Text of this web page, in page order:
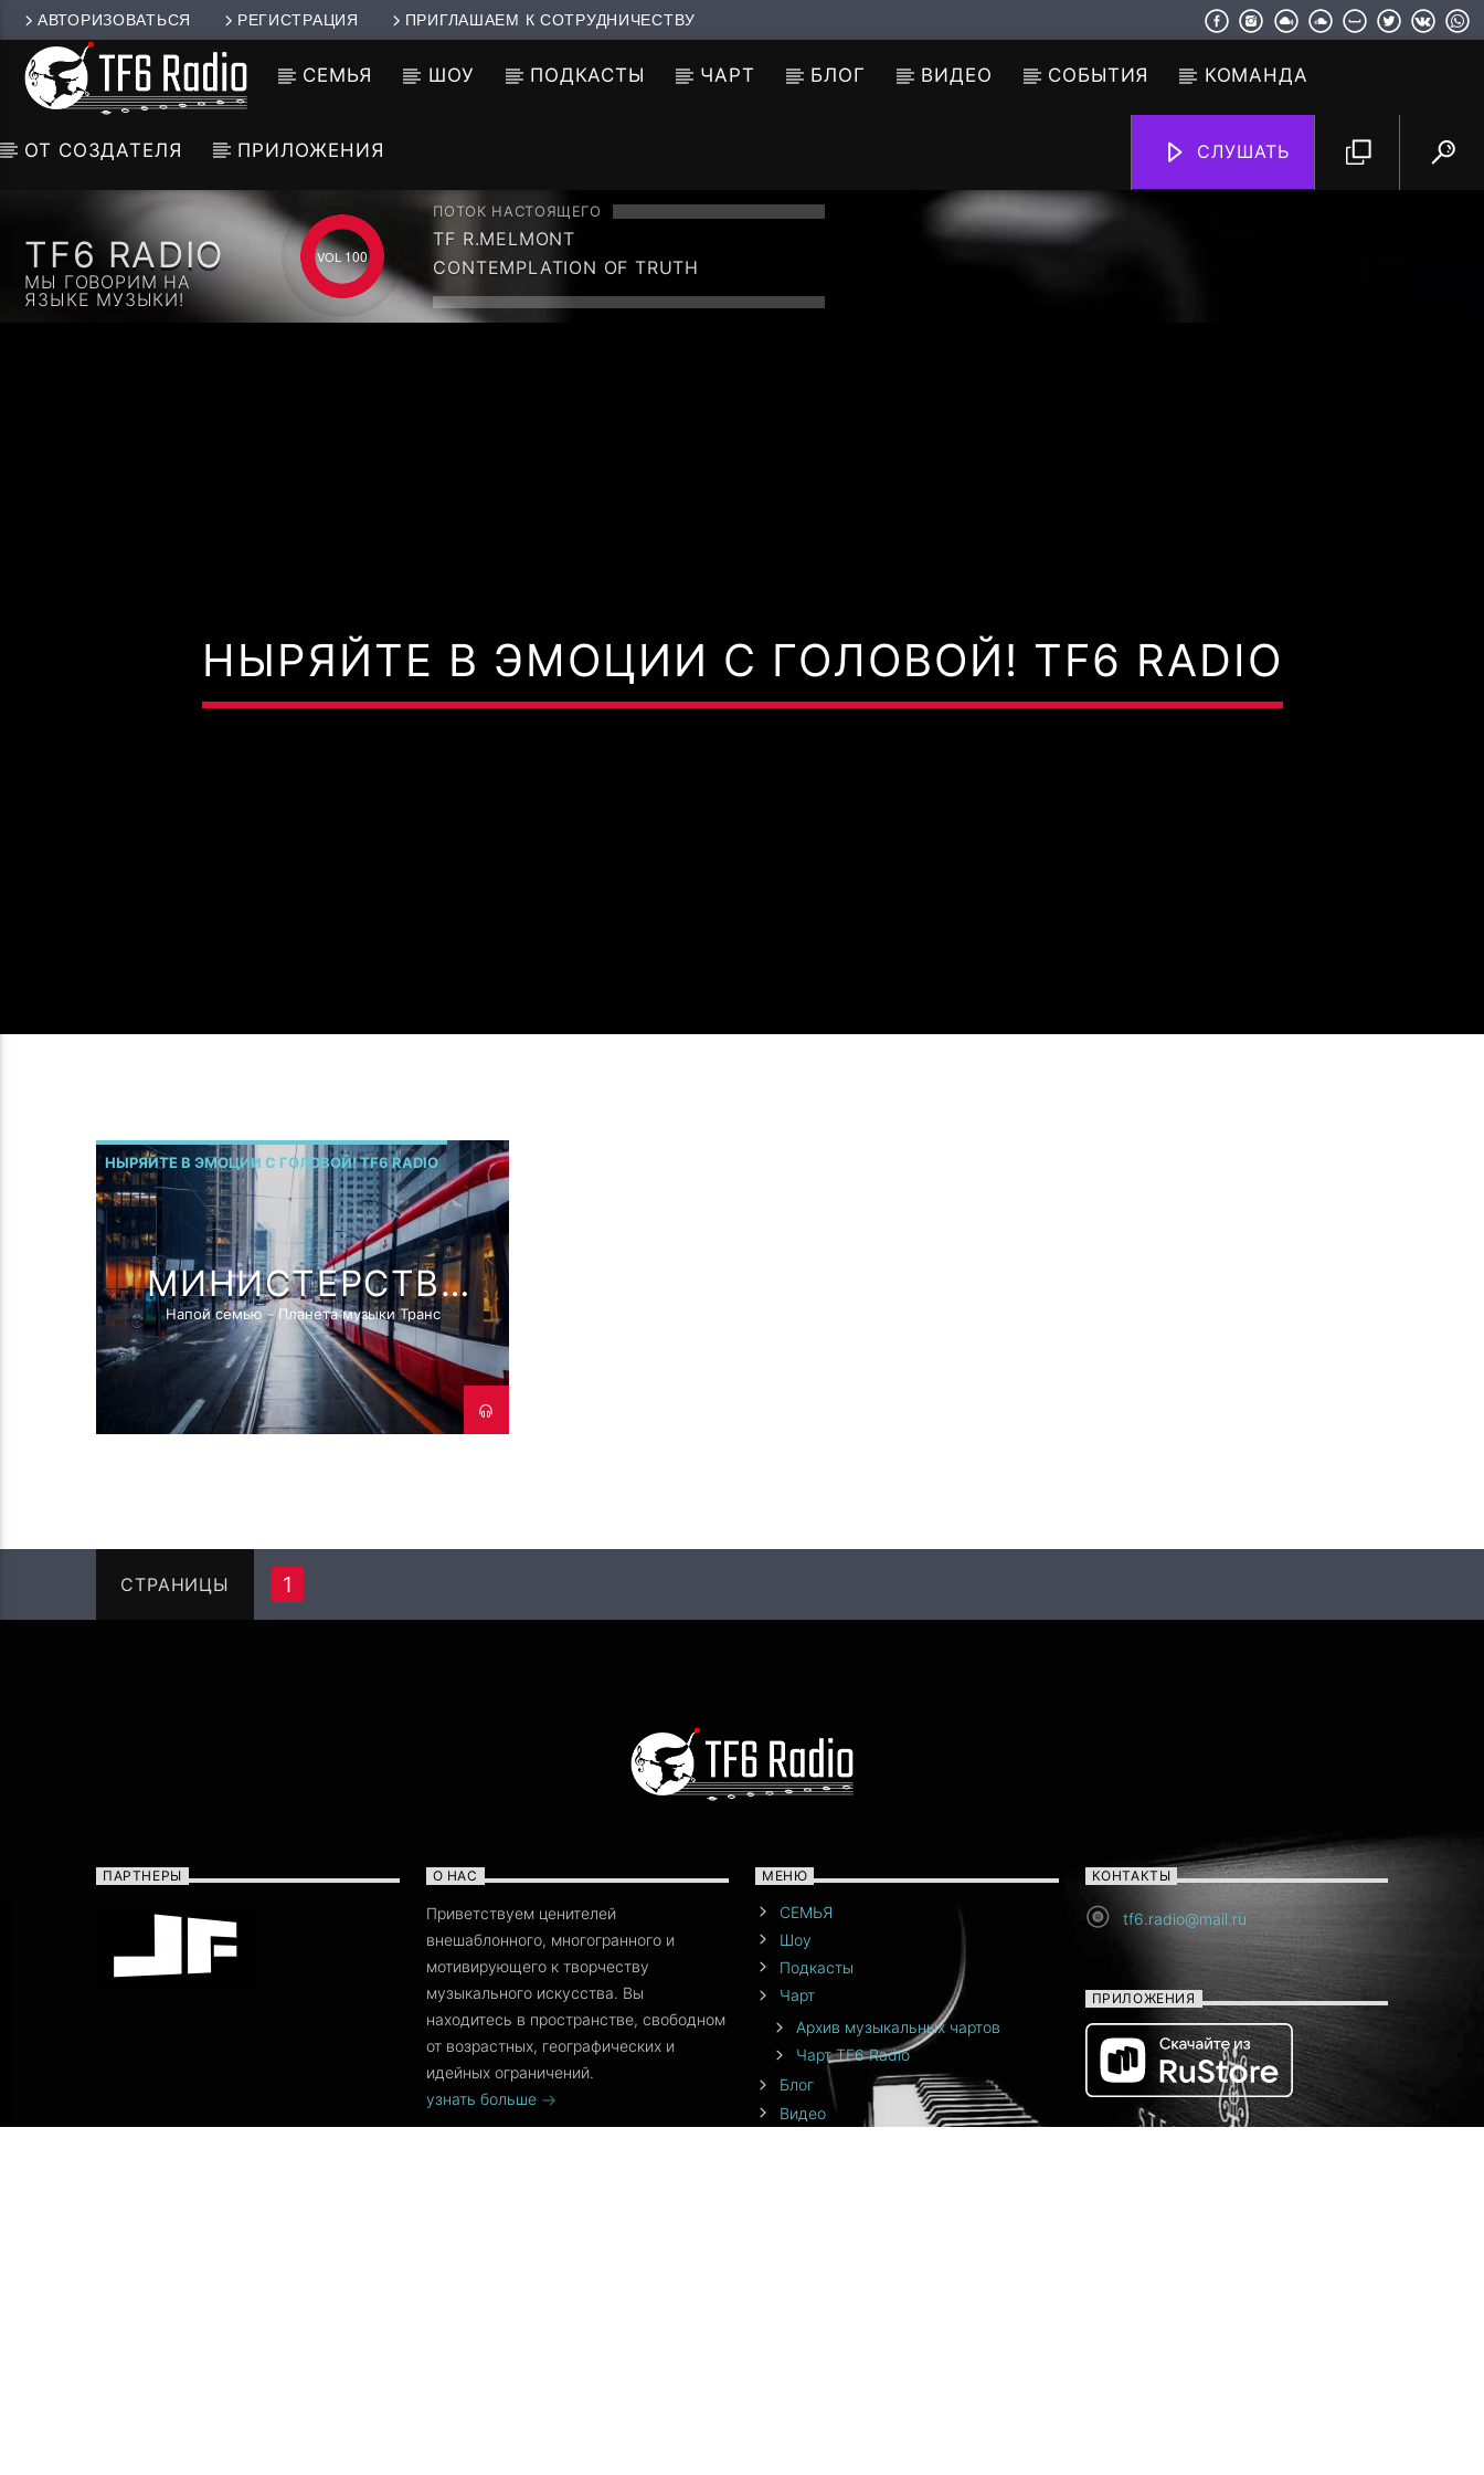
АВТОРИЗОВАТЬСЯ РЕГИСТРАЦИЯ ПРИГЛАШАЕМ К СОТРУДНИЧЕСТВУ
СЕМЬЯ ШОУ ПОДКАСТЫ ЧАРТ БЛОГ ВИДЕО СОБЫТИЯ КОМАНДА
ОТ СОЗДАТЕЛЯ ПРИЛОЖЕНИЯ СЛУШАТЬ
TF6 RADIO
МЫ ГОВОРИМ НА
ЯЗЫКЕ МУЗЫКИ!
100
ПОТОК НАСТОЯЩЕГО
TF R.MELMONT
CONTEMPLATION OF TRUTH
НЫРЯЙТЕ В ЭМОЦИИ С ГОЛОВОЙ! TF6 RADIO
НЫРЯЙТЕ В ЭМОЦИИ С ГОЛОВОЙ! TF6 RADIO
МИНИСТЕРСТВО
ТРАНСА
Напой семью - Планета музыки Транс
СТРАНИЦЫ 1
ПАРТНЕРЫ О НАС
Приветствуем ценителей
внешаблонного, многогранного и
мотивирующего к творчеству
музыкального искусства. Вы
находитесь в пространстве, свободном
от возрастных, географических и
идейных ограничений.
узнать больше
МЕНЮ
СЕМЬЯ
Шоу
Подкасты
Чарт
Архив музыкальных чартов
Чарт TF6 Radio
Блог
Видео
КОНТАКТЫ
tf6.radio@mail.ru
ПРИЛОЖЕНИЯ